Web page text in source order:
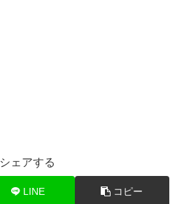
シェアする
LINE コピー